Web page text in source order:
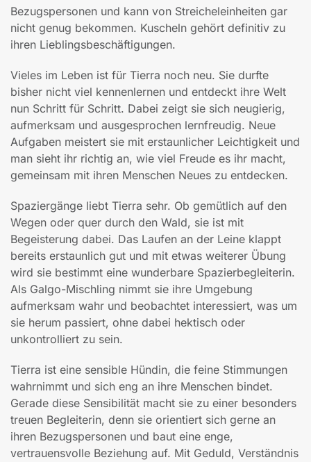
Bezugspersonen und kann von Streicheleinheiten gar
nicht genug bekommen. Kuscheln gehört definitiv zu
ihren Lieblingsbeschäftigungen.
Vieles im Leben ist für Tierra noch neu. Sie durfte
bisher nicht viel kennenlernen und entdeckt ihre Welt
nun Schritt für Schritt. Dabei zeigt sie sich neugierig,
aufmerksam und ausgesprochen lernfreudig. Neue
Aufgaben meistert sie mit erstaunlicher Leichtigkeit und
man sieht ihr richtig an, wie viel Freude es ihr macht,
gemeinsam mit ihren Menschen Neues zu entdecken.
Spaziergänge liebt Tierra sehr. Ob gemütlich auf den
Wegen oder quer durch den Wald, sie ist mit
Begeisterung dabei. Das Laufen an der Leine klappt
bereits erstaunlich gut und mit etwas weiterer Übung
wird sie bestimmt eine wunderbare Spazierbegleiterin.
Als Galgo-Mischling nimmt sie ihre Umgebung
aufmerksam wahr und beobachtet interessiert, was um
sie herum passiert, ohne dabei hektisch oder
unkontrolliert zu sein.
Tierra ist eine sensible Hündin, die feine Stimmungen
wahrnimmt und sich eng an ihre Menschen bindet.
Gerade diese Sensibilität macht sie zu einer besonders
treuen Begleiterin, denn sie orientiert sich gerne an
ihren Bezugspersonen und baut eine enge,
vertrauensvolle Beziehung auf. Mit Geduld, Verständnis